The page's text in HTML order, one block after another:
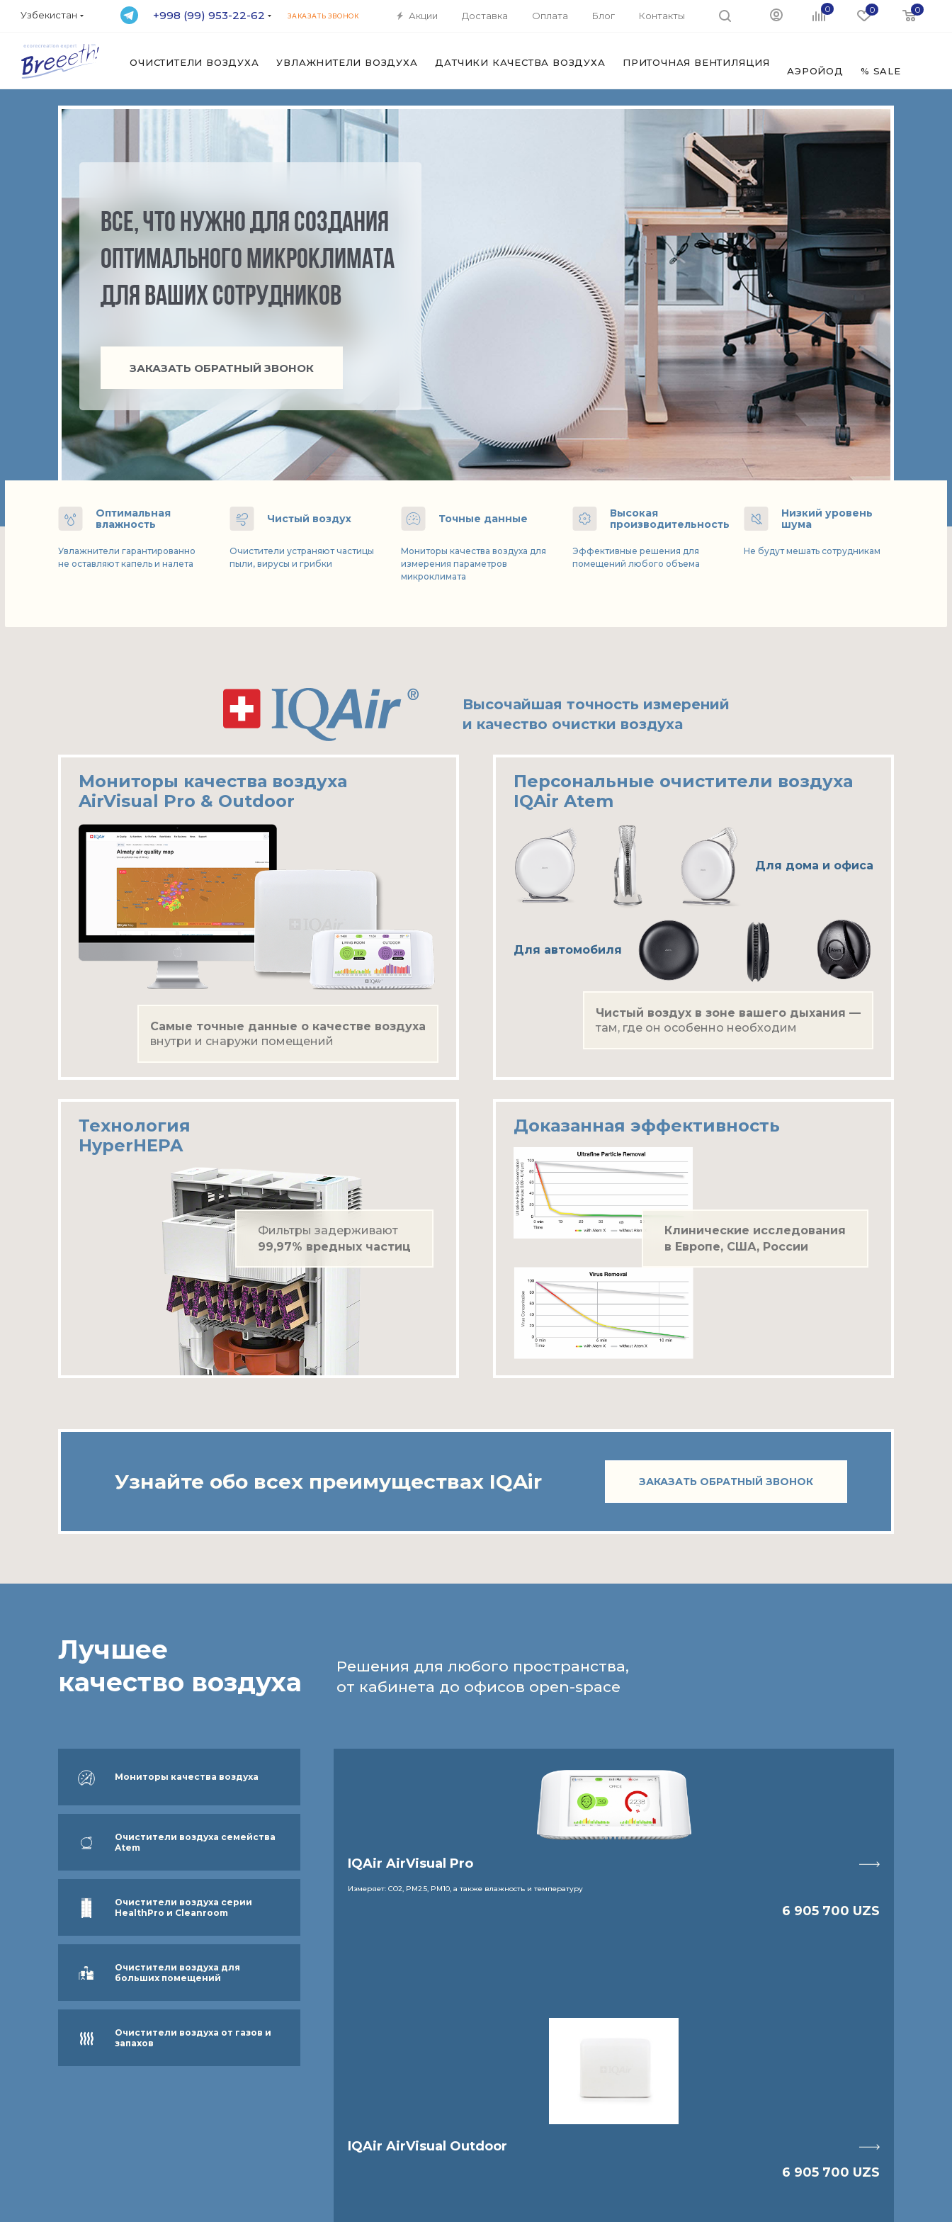
Узбекистан +998 (99) 953-22-62 ЗАКАЗАТЬ ЗВОНОК Акции Доставка Оплата Блог Контакты
0 0 0
ОЧИСТИТЕЛИ ВОЗДУХА УВЛАЖНИТЕЛИ ВОЗДУХА ДАТЧИКИ КАЧЕСТВА ВОЗДУХА ПРИТОЧНАЯ ВЕНТИЛЯЦИЯ
АЭРОЙОД % SALE
Все, что нужно для создания
оптимального микроклимата
для ваших сотрудников
ЗАКАЗАТЬ ОБРАТНЫЙ ЗВОНОК
Оптимальная
влажность
Увлажнители гарантированно
не оставляют капель и налета
Чистый воздух
Очистители устраняют частицы
пыли, вирусы и грибки
Точные данные
Мониторы качества воздуха для
измерения параметров
микроклимата
Высокая
производительность
Эффективные решения для
помещений любого объема
Низкий уровень
шума
Не будут мешать сотрудникам
Высочайшая точность измерений
и качество очистки воздуха
Мониторы качества воздуха
AirVisual Pro & Outdoor
Самые точные данные о качестве воздуха
внутри и снаружи помещений
Персональные очистители воздуха
IQAir Atem
Для дома и офиса
Для автомобиля
Чистый воздух в зоне вашего дыхания —
там, где он особенно необходим
Технология
HyperHEPA
Фильтры задерживают
99,97% вредных частиц
Доказанная эффективность
Клинические исследования
в Европе, США, России
Узнайте обо всех преимуществах IQAir ЗАКАЗАТЬ ОБРАТНЫЙ ЗВОНОК
Лучшее
качество воздуха
Решения для любого пространства,
от кабинета до офисов open-space
Мониторы качества воздуха
Очистители воздуха семейства
Atem
Очистители воздуха серии
HealthPro и Cleanroom
Очистители воздуха для
больших помещений
Очистители воздуха от газов и
запахов
IQAir AirVisual Pro
Измеряет: CO2, PM2.5, PM10, а также влажность и температуру
6 905 700 UZS
IQAir AirVisual Outdoor
6 905 700 UZS